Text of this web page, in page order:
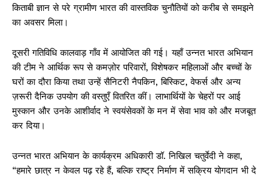
किताबी ज्ञान से परे ग्रामीण भारत की वास्तविक चुनौतियों को करीब से समझने
का अवसर मिला।
दूसरी गतिविधि कालवाड़ गाँव में आयोजित की गई। यहाँ उन्नत भारत अभियान
की टीम ने आर्थिक रूप से कमज़ोर परिवारों, विशेषकर महिलाओं और बच्चों के
घरों का दौरा किया तथा उन्हें सैनिटरी नैपकिन, बिस्किट, वेफर्स और अन्य
ज़रूरी दैनिक उपयोग की वस्तुएँ वितरित कीं। लाभार्थियों के चेहरों पर आई
मुस्कान और उनके आशीर्वाद ने स्वयंसेवकों के मन में सेवा भाव को और मजबूत
कर दिया।
उन्नत भारत अभियान के कार्यक्रम अधिकारी डॉ. निखिल चतुर्वेदी ने कहा,
“हमारे छात्र न केवल पढ़ रहे हैं, बल्कि राष्ट्र निर्माण में सक्रिय योगदान भी दे